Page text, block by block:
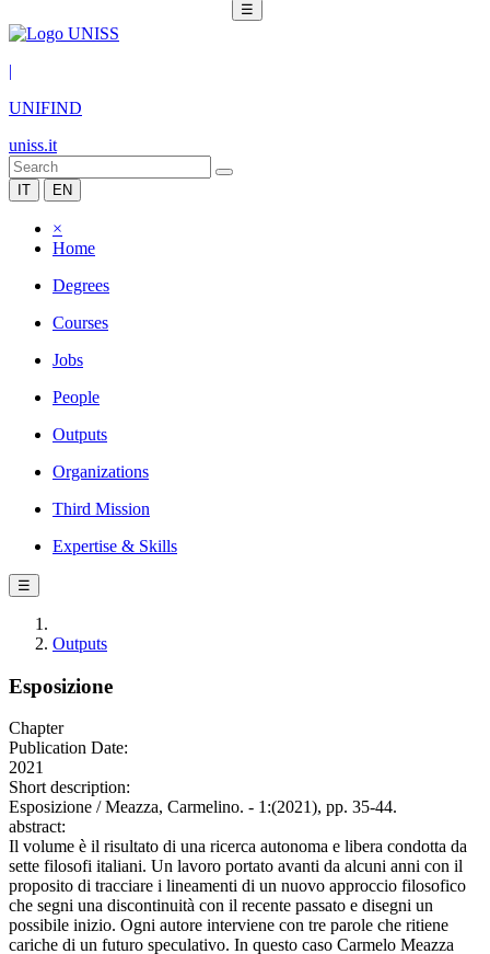
☰
|
UNIFIND
uniss.it
IT EN
×
Home
Degrees
Courses
Jobs
People
Outputs
Organizations
Third Mission
Expertise & Skills
☰
Outputs
Esposizione
Chapter
Publication Date:
2021
Short description:
Esposizione / Meazza, Carmelino. - 1:(2021), pp. 35-44.
abstract:
Il volume è il risultato di una ricerca autonoma e libera condotta da
sette filosofi italiani. Un lavoro portato avanti da alcuni anni con il
proposito di tracciare i lineamenti di un nuovo approccio filosofico
che segni una discontinuità con il recente passato e disegni un
possibile inizio. Ogni autore interviene con tre parole che ritiene
cariche di un futuro speculativo. In questo caso Carmelo Meazza